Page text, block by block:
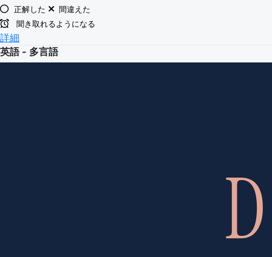
正解した
間違えた
聞き取れるようになる
詳細
英語 - 多言語